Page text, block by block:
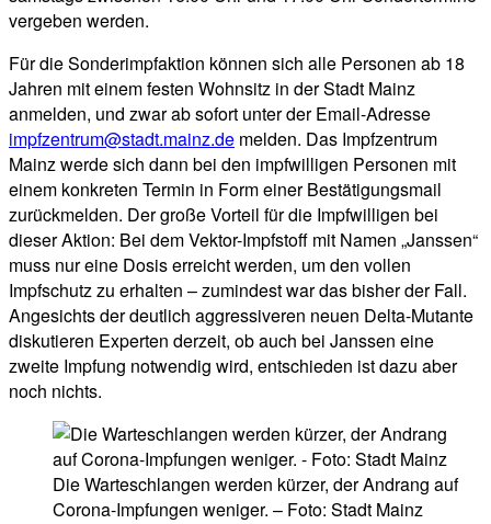
vergeben werden.
Für die Sonderimpfaktion können sich alle Personen ab 18
Jahren mit einem festen Wohnsitz in der Stadt Mainz
anmelden, und zwar ab sofort unter der Email-Adresse
impfzentrum@stadt.mainz.de melden. Das Impfzentrum
Mainz werde sich dann bei den impfwilligen Personen mit
einem konkreten Termin in Form einer Bestätigungsmail
zurückmelden. Der große Vorteil für die Impfwilligen bei
dieser Aktion: Bei dem Vektor-Impfstoff mit Namen „Janssen“
muss nur eine Dosis erreicht werden, um den vollen
Impfschutz zu erhalten – zumindest war das bisher der Fall.
Angesichts der deutlich aggressiveren neuen Delta-Mutante
diskutieren Experten derzeit, ob auch bei Janssen eine
zweite Impfung notwendig wird, entschieden ist dazu aber
noch nichts.
Die Warteschlangen werden kürzer, der Andrang auf
Corona-Impfungen weniger. – Foto: Stadt Mainz